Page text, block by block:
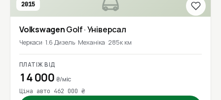
2015
VolkswagenGolf· Універсал
Черкаси 1.6 Дизель Механіка 285к км
ПЛАТІЖ ВІД
14 000 ₴/міс
Ціна авто 462 000 ₴